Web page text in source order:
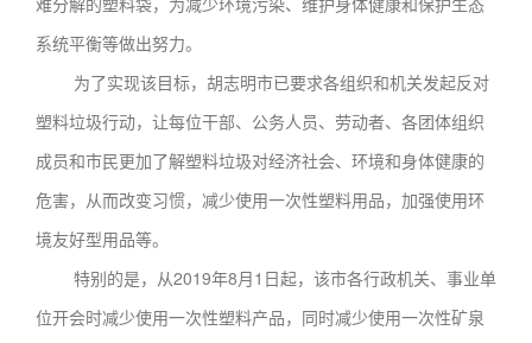
系统平衡等做出努力。
为了实现该目标，胡志明市已要求各组织和机关发起反对
塑料垃圾行动，让每位干部、公务人员、劳动者、各团体组织
成员和市民更加了解塑料垃圾对经济社会、环境和身体健康的
危害，从而改变习惯，减少使用一次性塑料用品，加强使用环
境友好型用品等。
特别的是，从2019年8月1日起，该市各行政机关、事业单
位开会时减少使用一次性塑料产品，同时减少使用一次性矿泉